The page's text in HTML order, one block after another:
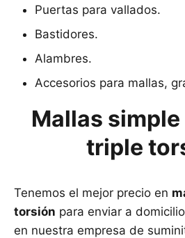
Puertas para vallados.
Bastidores.
Alambres.
Accesorios para mallas,
Mallas
triple
Tenemos el mejor precio en
torsión para enviar a
en nuestra empresa de